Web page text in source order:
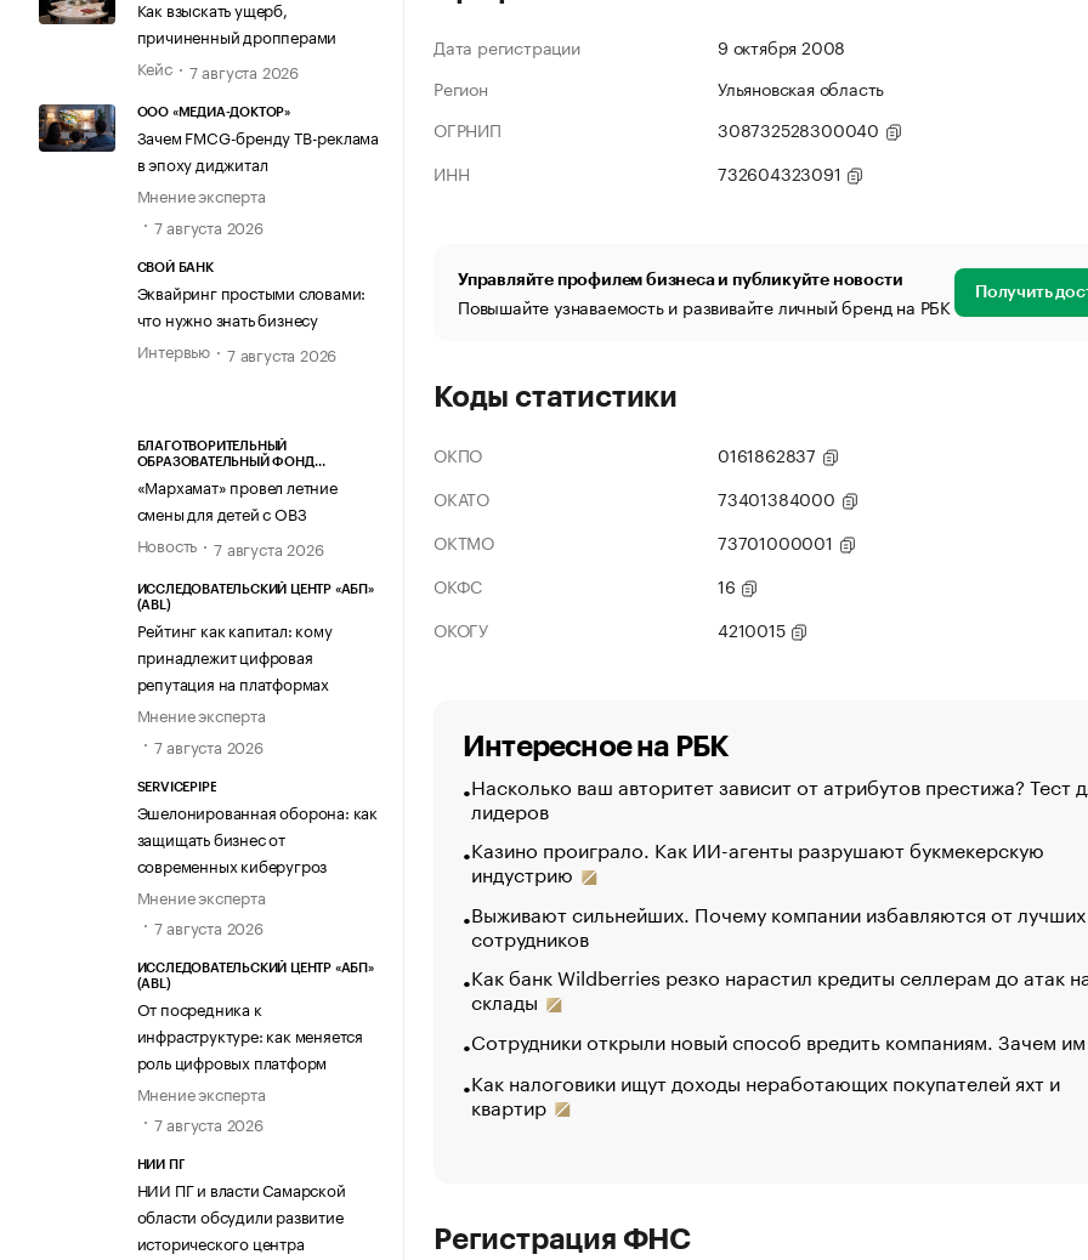
Как взыскать ущерб,
причиненный дропперами
Кейс
7 августа 2026
ООО «МЕДИА-ДОКТОР»
Зачем FMCG-бренду ТВ-реклама
в эпоху диджитал
Мнение эксперта
7 августа 2026
СВОЙ БАНК
Эквайринг простыми словами:
что нужно знать бизнесу
Интервью
7 августа 2026
БЛАГОТВОРИТЕЛЬНЫЙ
ОБРАЗОВАТЕЛЬНЫЙ ФОНД
«Мархамат» провел летние
смены для детей с ОВЗ
Новость
7 августа 2026
ИССЛЕДОВАТЕЛЬСКИЙ ЦЕНТР «АБП»
(ABL)
Рейтинг как капитал: кому
принадлежит цифровая
репутация на платформах
Мнение эксперта
7 августа 2026
SERVICEPIPE
Эшелонированная оборона: как
защищать бизнес от
современных киберугроз
Мнение эксперта
7 августа 2026
ИССЛЕДОВАТЕЛЬСКИЙ ЦЕНТР «АБП»
(ABL)
От посредника к
инфраструктуре: как меняется
роль цифровых платформ
Мнение эксперта
7 августа 2026
НИИ ПГ
НИИ ПГ и власти Самарской
области обсудили развитие
исторического центра
Дата регистрации
9 октября 2008
Регион
Ульяновская область
ОГРНИП
308732528300040
ИНН
732604323091
Управляйте профилем бизнеса и публикуйте новости
Повышайте узнаваемость и развивайте личный бренд на РБК Получить
Коды статистики
ОКПО
0161862837
ОКАТО
73401384000
ОКТМО
73701000001
ОКФС
16
ОКОГУ
4210015
Интересное на РБК
Насколько ваш авторитет зависит от атрибутов престижа? Тест
лидеров
Казино проиграло. Как ИИ-агенты разрушают букмекерскую
индустрию
Выживают сильнейших. Почему компании избавляются от лучших
сотрудников
Как банк Wildberries резко нарастил кредиты селлерам до атак
склады
Сотрудники открыли новый способ вредить компаниям. Зачем
Как налоговики ищут доходы неработающих покупателей яхт и
квартир
Регистрация ФНС